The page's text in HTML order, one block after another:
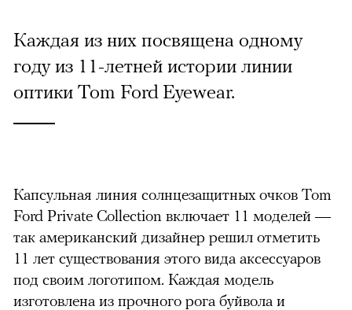
Каждая из них посвящена одному
году из 11-летней истории линии
оптики Tom Ford Eyewear.
Капсульная линия солнцезащитных очков Tom
Ford Private Collection включает 11 моделей —
так американский дизайнер решил отметить
11 лет существования этого вида аксессуаров
под своим логотипом. Каждая модель
изготовлена из прочного рога буйвола и